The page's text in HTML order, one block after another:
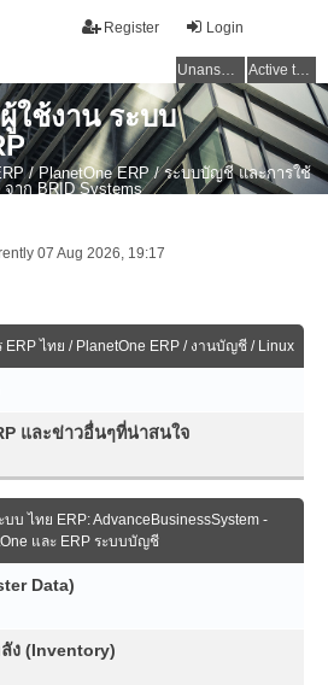
Login
Register
Unanswered topics Active topics
ใช้งาน ระบบ
/ PlanetOne ERP / ระบบบัญชี และการใช้
จาก BRID Systems
07 Aug 2026, 19:17
ไทย / PlanetOne ERP / งานบัญชี / Linux
และข่าวอื่นๆที่น่าสนใจ
บ ไทย ERP: AdvanceBusinessSystem -
และ ERP ระบบบัญชี
Data)
ง (Inventory)